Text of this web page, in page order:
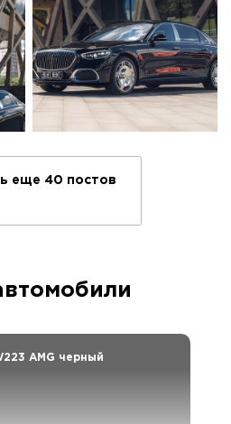
еще 40 постов
AMG черный